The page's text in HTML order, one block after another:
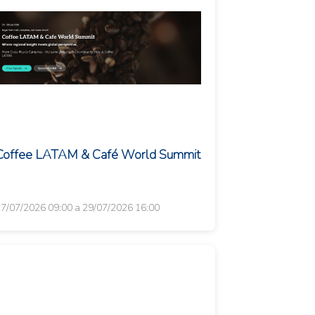
LATAM & Café World Summit
07/2026 09:00 a 29/07/2026 16:00